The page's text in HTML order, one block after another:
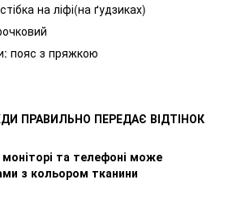
на ліфі(на ґудзиках)
пояс з пряжкою
ПРАВИЛЬНО ПЕРЕДАЄ ВІДТІНОК
та телефоні може
з кольором тканини